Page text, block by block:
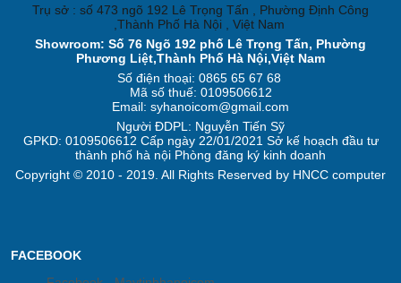
Trụ sở : số 473 ngõ 192 Lê Trọng Tấn , Phường Định Công
,Thành Phố Hà Nội , Việt Nam
Showroom: Số 76 Ngõ 192 phố Lê Trọng Tấn, Phường
Phương Liệt,Thành Phố Hà Nội,Việt Nam
Số điện thoại: 0865 65 67 68
Mã số thuế: 0109506612
Email: syhanoicom@gmail.com
Người ĐDPL: Nguyễn Tiến Sỹ
GPKD: 0109506612 Cấp ngày 22/01/2021 Sở kế hoạch đầu tư
thành phố hà nội Phòng đăng ký kinh doanh
Copyright © 2010 - 2019. All Rights Reserved by HNCC computer
FACEBOOK